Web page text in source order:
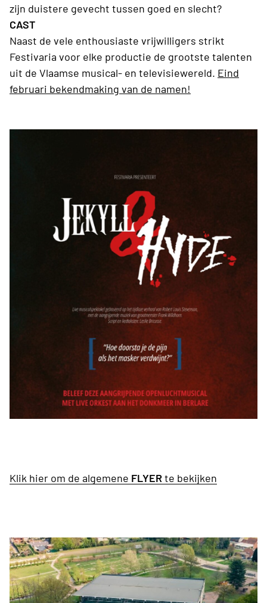
zijn duistere gevecht tussen goed en slecht?
CAST
Naast de vele enthousiaste vrijwilligers strikt
Festivaria voor elke productie de grootste talenten
uit de Vlaamse musical- en televisiewereld. Eind
februari bekendmaking van de namen!
Klik hier om de algemene FLYERte bekijken